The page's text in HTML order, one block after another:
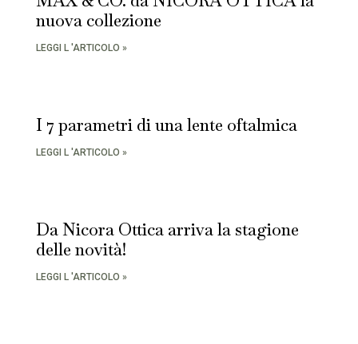
nuova collezione
LEGGI L 'ARTICOLO »
I 7 parametri di una lente oftalmica
LEGGI L 'ARTICOLO »
Da Nicora Ottica arriva la stagione
delle novità!
LEGGI L 'ARTICOLO »